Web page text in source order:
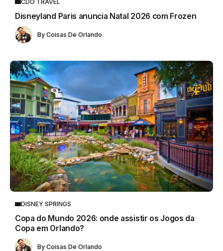
CDO TRAVEL
Disneyland Paris anuncia Natal 2026 com Frozen
By Coisas De Orlando
DISNEY SPRINGS
Copa do Mundo 2026: onde assistir os Jogos da
Copa em Orlando?
By Coisas De Orlando